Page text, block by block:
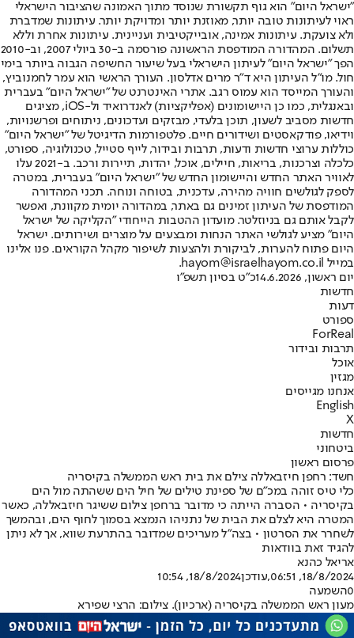
"ישראל היום" הוא גוף תקשורת שנוסד מתוך האמונה שהציבור הישראלי
ראוי לעיתונות טובה יותר, מאוזנת יותר ומדויקת יותר. עיתונות שמדברת
ולא צועקת. עיתונות אמינה, אובייקטיבית ועניינית. עיתונות אחרת וללא
תשלום. המהדורה המודפסת הראשונה פורסמה ב-30 ביולי 2007, וב-2010
הפך "ישראל היום" לעיתון הישראלי בעל שיעור החשיפה הגבוה ביותר בימי
חול. מו"ל העיתון היא ד"ר מרים אדלסון. העורך הראשי הוא עמר לחמנוביץ,
והעורך המייסד הוא עמוס רגב. אתרי האינטרנט של "ישראל היום" בעברית
ובאנגלית, כמו כן היישומונים (אפליקציות) לאנדרואיד ול-iOS, מציגים
חדשות מסביב לשעון, תוכן בלעדי, מבזקים ועדכונים, ניתוחים ופרשנויות,
וידיאו, פודקאסטים ושידורים חיים. פלטפורמות הדיגיטל של "ישראל היום"
כוללות ערוצי חדשות ודעות, תרבות ובידור, לייף סטייל, טכנולוגיה, ספורט,
כלכלה וצרכנות, בריאות, חיילים, אוכל, יהדות, תיירות ורכב. ב-2021 עלו
לאוויר האתר החדש והיישומון החדש של "ישראל היום" בעברית, במטרה
לספק לגולשים חוויה מהירה, עדכנית, בטוחה ונוחה. תכני המהדורה
המודפסת של העיתון זמינים גם באתר, במהדורה יומית מקוונת, ואפשר
לקבל אותם גם בניוזלטר. מועדון ההטבות הייחודי "הקליקה של ישראל
היום" מציע לגולשי האתר הנחות ומבצעים על מוצרים ושירותים. ישראל
היום פתוח להערות, לביקורת ולהצעות לשיפור מקהל הקוראים. פנו אלינו
במייל hayom@israelhayom.co.il.
יום ראשון, 14.6.2026
כ"ט בסיון תשפ"ו
חדשות
דעות
ספורט
ForReal
תרבות ובידור
אוכל
מגזין
אנחנו מגייסים
English
X
חדשות
ביטחוני
פרסום ראשון
חשד: רחפן חיזבאללה צילם את בית ראש הממשלה בקיסריה
כלי טיס זוהה במכ"ם של ספינת טילים של חיל הים ששהתה מול הים
בקיסריה • הסברה הייתה כי מדובר ברחפן צילום ששיגר חיזבאללה, כאשר
המטרה היא לצלם את הבית של נתניהו הנמצא בסמוך לחוף הים, ובהמשך
לשחרר את הסרטון • בצה"ל מעריכים שמדובר בהתרעת שווא, אך לא ניתן
להגיד זאת בוודאות
אריאל כהנא
18/8/2024, 06:51
,עודכן18/8/2024, 10:54
0השמעה
מעון ראש הממשלה בקיסריה (ארכיון). צילום: הרצי שפירא